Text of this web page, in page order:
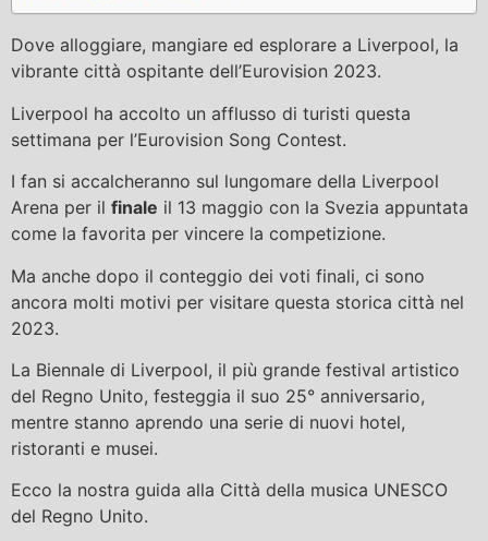
Dove alloggiare, mangiare ed esplorare a Liverpool, la
vibrante città ospitante dell’Eurovision 2023.
Liverpool ha accolto un afflusso di turisti questa
settimana per l’Eurovision Song Contest.
I fan si accalcheranno sul lungomare della Liverpool
Arena per il finale il 13 maggio con la Svezia appuntata
come la favorita per vincere la competizione.
Ma anche dopo il conteggio dei voti finali, ci sono
ancora molti motivi per visitare questa storica città nel
2023.
La Biennale di Liverpool, il più grande festival artistico
del Regno Unito, festeggia il suo 25° anniversario,
mentre stanno aprendo una serie di nuovi hotel,
ristoranti e musei.
Ecco la nostra guida alla Città della musica UNESCO
del Regno Unito.